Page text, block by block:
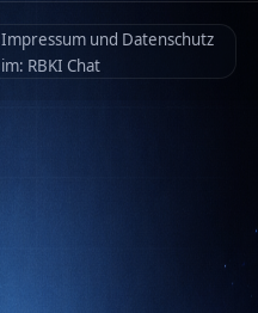
Impressum und Datenschutz
im: RBKI Chat